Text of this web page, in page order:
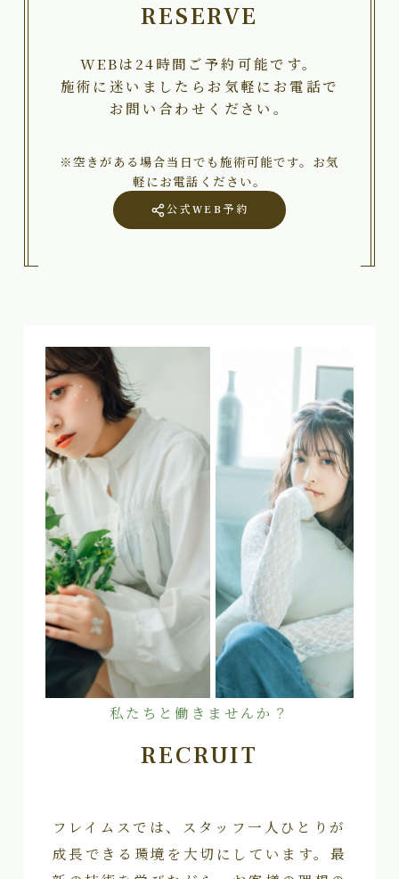
RESERVE
WEBは24時間ご予約可能です。
施術に迷いましたらお気軽にお電話で
お問い合わせください。
※空きがある場合当日でも施術可能です。お気
軽にお電話ください。
公式WEB予約
私たちと働きませんか？
RECRUIT
フレイムスでは、スタッフ一人ひとりが
成長できる環境を大切にしています。最